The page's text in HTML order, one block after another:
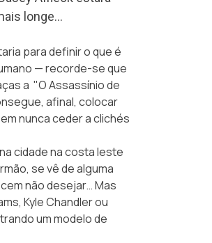
longe…
para definir o que é
— recorde-se que
a "O Assassínio de
afinal, colocar
nunca ceder a clichés
cidade na costa leste
se vê de alguma
não desejar… Mas
Kyle Chandler ou
um modelo de